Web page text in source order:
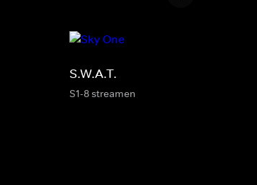
S.W.A.T.
S1-8 streamen